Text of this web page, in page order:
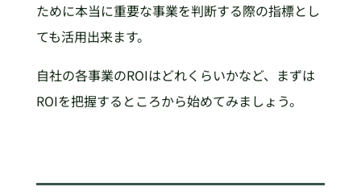
ために本当に重要な事業を判断する際の指標とし
ても活用出来ます。
自社の各事業のROIはどれくらいかなど、まずは
ROIを把握するところから始めてみましょう。